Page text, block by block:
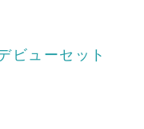
ューセット